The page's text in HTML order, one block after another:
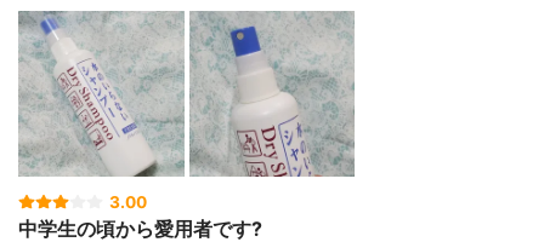
3.00
中学生の頃から愛用者です?